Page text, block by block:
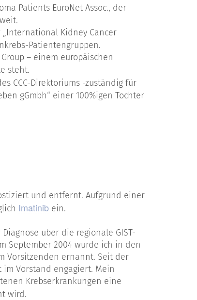
Patients EuroNet Assoc., der
„International Kidney Cancer
Patientengruppen.
– einem europäischen
steht.
CCC-Direktoriums -zuständig für
gGmbh“ einer 100%igen Tochter
und entfernt. Aufgrund einer
Imatinib ein.
über die regionale GIST-
September 2004 wurde ich in den
Vorsitzenden ernannt. Seit der
Vorstand engagiert. Mein
Krebserkrankungen eine
wird.